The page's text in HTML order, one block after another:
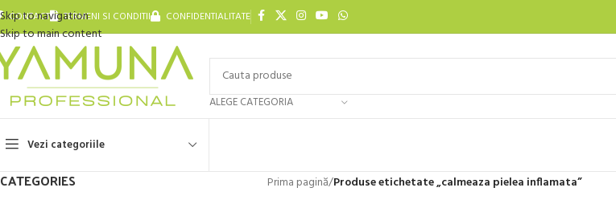
Skip to navigation
Skip to main content
CONTACT TERMENI SI CONDITII CONFIDENTIALITATE
ALEGE CATEGORIA
Vezi categoriile
CATEGORIES Prima pagină/Produse etichetate „calmeaza pielea inflamata”